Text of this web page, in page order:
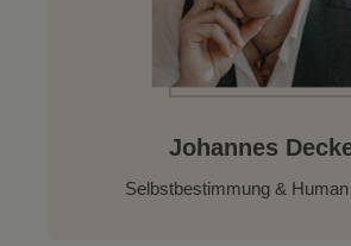
Johannes
Selbstbestimmung &